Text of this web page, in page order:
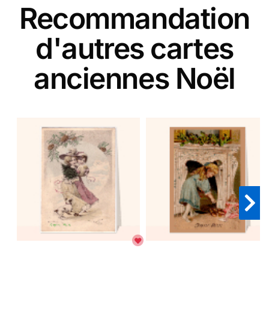
Recommandation
d'autres cartes
anciennes Noël